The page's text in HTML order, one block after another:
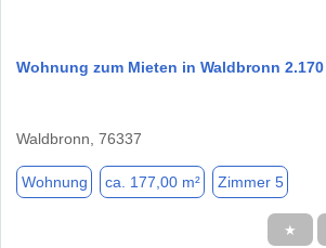
Wohnung zum Mieten in Waldbronn 2.170
Waldbronn, 76337
Wohnung ca. 177,00 m² Zimmer 5
★